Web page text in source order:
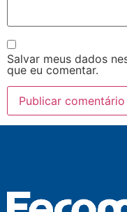
Salvar meus dados
que eu comentar.